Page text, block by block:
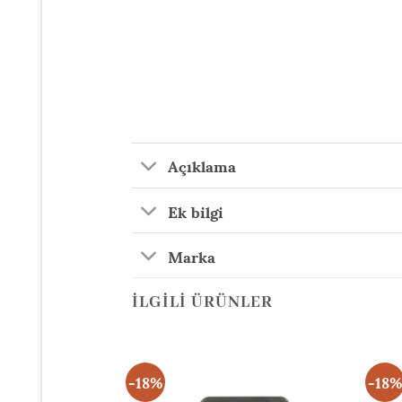
Açıklama
Ek bilgi
Marka
İLGILI ÜRÜNLER
-18% -18%